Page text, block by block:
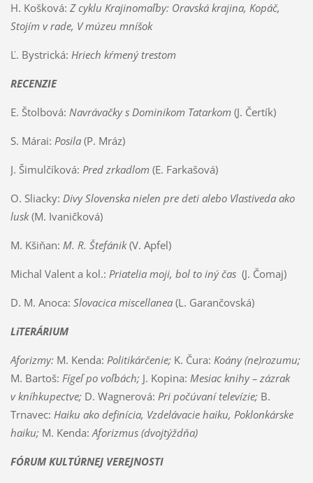
H. Košková: Z cyklu Krajinomaľby: Oravská krajina, Kopáč,
Stojím v rade, V múzeu mníšok
Ľ. Bystrická: Hriech kŕmený trestom
RECENZIE
E. Štolbová: Navrávačky s Dominikom Tatarkom (J. Čertík)
S. Márai: Posila (P. Mráz)
J. Šimulčíková: Pred zrkadlom (E. Farkašová)
O. Sliacky: Divy Slovenska nielen pre deti alebo Vlastiveda ako
lusk(M. Ivaničková)
M. Kšiňan: M. R. Štefánik(V. Apfel)
Michal Valent a kol.: Priatelia moji, bol to iný čas (J. Čomaj)
D. M. Anoca: Slovacica miscellanea (L. Garančovská)
LiTERÁRIUM
Aforizmy: M. Kenda: Politikárčenie; K. Čura: Koány (ne)rozumu;
M. Bartoš: Fígeľ po voľbách; J. Kopina: Mesiac knihy – zázrak
v kníhkupectve; D. Wagnerová: Pri počúvaní televízie; B.
Trnavec: Haiku ako definícia, Vzdelávacie haiku, Poklonkárske
haiku;M. Kenda: Aforizmus (dvojtýždňa)
FÓRUM KULTÚRNEJ VEREJNOSTI